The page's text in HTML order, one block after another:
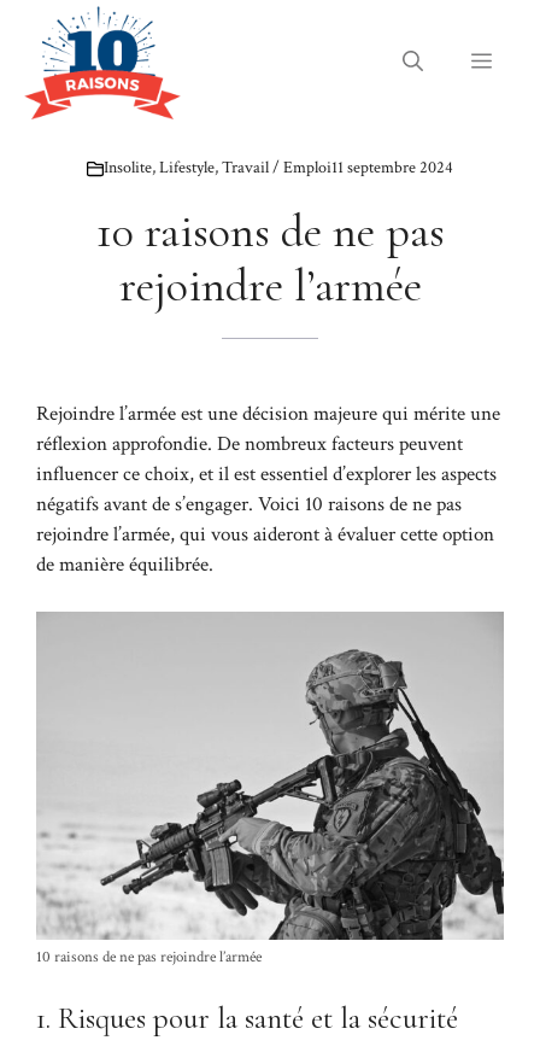
contenu
Menu
Insolite,Lifestyle,Travail / Emploi11 septembre 2024
10 raisons de ne pas
rejoindre l’armée
Rejoindre l’armée est une décision majeure qui mérite une
réflexion approfondie. De nombreux facteurs peuvent
influencer ce choix, et il est essentiel d’explorer les aspects
négatifs avant de s’engager. Voici 10 raisons de ne pas
rejoindre l’armée, qui vous aideront à évaluer cette option
de manière équilibrée.
10 raisons de ne pas rejoindre l’armée
1. Risques pour la santé et la sécurité